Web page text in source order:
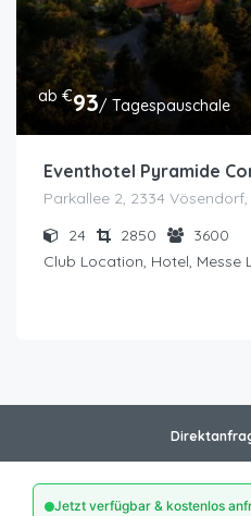
ab €93/ Tagespauschale
Eventhotel Pyramide
Parkallee 2, 2334
24
2850
3600
Club Location, Hotel, Messe
Jetzt verfügbar & kostenlos